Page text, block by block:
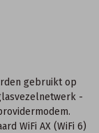
gebruikt op
-
WiFi AX (WiFi 6)